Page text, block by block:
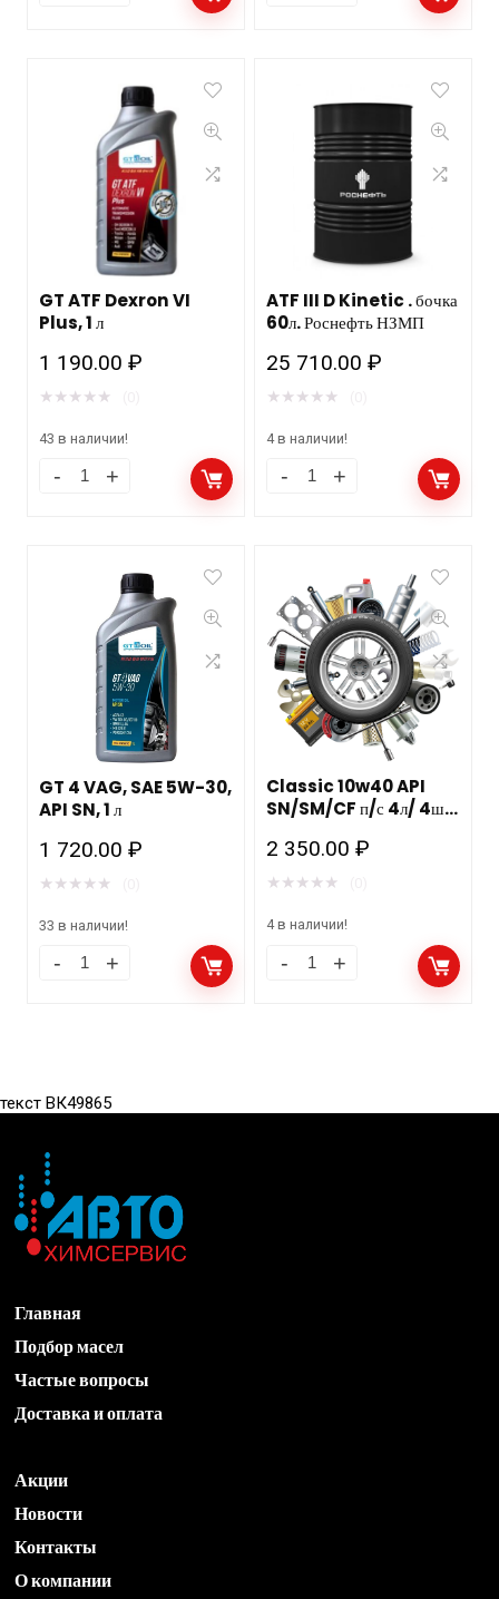
GT ATF Dexron VI
Plus, 1 л
1 190.00₽
★ ★ ★ ★ ★
43 в наличии!
ATF III D Kinetic . бочка
60л. Роснефть НЗМП
25 710.00₽
★ ★ ★ ★ ★
4 в наличии!
GT 4 VAG, SAE 5W-30,
API SN, 1 л
1 720.00₽
★ ★ ★ ★ ★
33 в наличии!
Classic 10w40 API
SN/SM/CF п/с 4л/ 4шт
2 350.00₽
★ ★ ★ ★ ★
4 в наличии!
текст ВК49865
Главная
Подбор масел
Частые вопросы
Доставка и оплата
Акции
Новости
Контакты
О компании